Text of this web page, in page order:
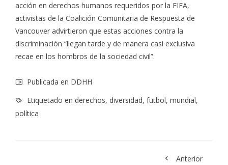
acción en derechos humanos requeridos por la FIFA,
activistas de la Coalición Comunitaria de Respuesta de
Vancouver advirtieron que estas acciones contra la
discriminación “llegan tarde y de manera casi exclusiva
recae en los hombros de la sociedad civil”.
Publicada en DDHH
Etiquetado en derechos, diversidad, futbol, mundial,
política
Anterior